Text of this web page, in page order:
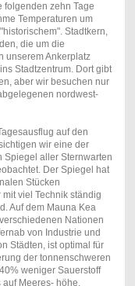
folgenden zehn Tage
Temperaturen um
Stadtkern,
die um die
unserem Ankerplatz
Stadtzentrum. Dort gibt
aber wir besuchen nur
nordwest-
auf den
wir eine der
Spiegel aller Sternwarten
Der Spiegel hat
Stücken
viel Technik ständig
Auf dem Mauna Kea
Nationen
von Industrie und
Städten, ist optimal für
der tonnenschweren
weniger Sauerstoff
auf Meeres- höhe,